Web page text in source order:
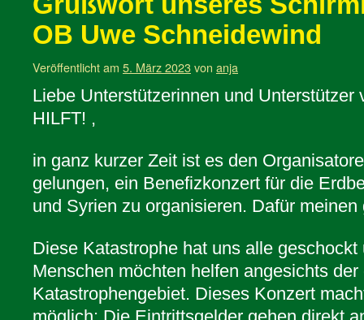
OB Uwe Schneidewind
Veröffentlicht am 5. März 2023von anja
Liebe Unterstützerinnen und Unterstützer
HILFT! ,
in ganz kurzer Zeit ist es den
gelungen, ein Benefizkonzert für die
und Syrien zu organisieren. Dafür
Diese Katastrophe hat uns alle
Menschen möchten helfen angesichts
Katastrophengebiet. Dieses Konzert